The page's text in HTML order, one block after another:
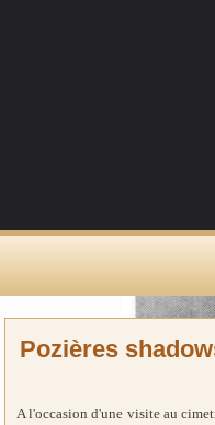
Pozières
A l'occasion d'une visite au